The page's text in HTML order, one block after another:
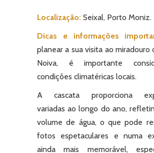
Localização: Seixal, Porto Moniz.
Dicas e informações
planear a sua visita ao miradouro
Noiva, é importante
condições climatéricas locais.
A cascata proporciona
variadas ao longo do ano,
volume de água, o que pode
fotos espetaculares e numa
ainda mais memorável,